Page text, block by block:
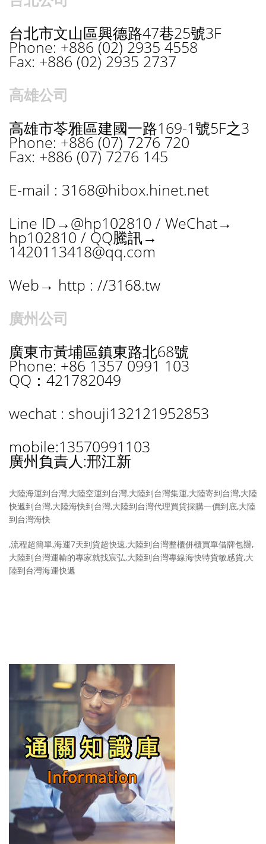
台北市文山區興德路47巷25號3F
Phone: +886 (02) 2935 4558
Fax: +886 (02) 2935 2737
高雄公司
高雄市苓雅區建國一路169-1號5F之3
Phone: +886 (07) 7276 720
Fax: +886 (07) 7276 145
E-mail : 3168@hibox.hinet.net
Line ID→@hp102810 / WeChat→
hp102810 / QQ騰訊→
1420113418@qq.com
Web→ http : //3168.tw
廣州公司
廣東市黃埔區鎮東路北68號
Phone: +86 1357 0991 103
QQ：421782049
wechat : shouji132121952853
mobile:13570991103
廣州負責人:邢江新
大陸海運到台灣,大陸空運到台灣,大陸到台灣集運,大陸寄到台灣,大陸
快遞到台灣,大陸海快到台灣,大陸到台灣代理買貨採購一價到底,大陸
到台灣海快
,流程超簡單,海運7天到貨超快速,大陸到台灣整櫃併櫃買單借牌包辦,
大陸到台灣運輸的專家就找宸弘,大陸到台灣專線海快特貨敏感貨,大
陸到台灣海運快遞